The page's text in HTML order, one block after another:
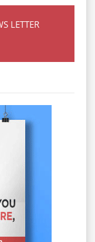
LETTER